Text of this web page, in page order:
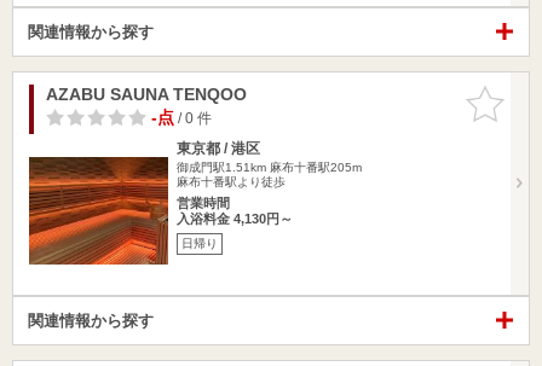
関連情報から探す
お気に入
りに追加
AZABU SAUNA TENQOO
-点/ 0 件
東京都 / 港区
御成門駅1.51km 麻布十番駅205m
麻布十番駅より徒歩
営業時間
入浴料金 4,130円～
日帰り
関連情報から探す